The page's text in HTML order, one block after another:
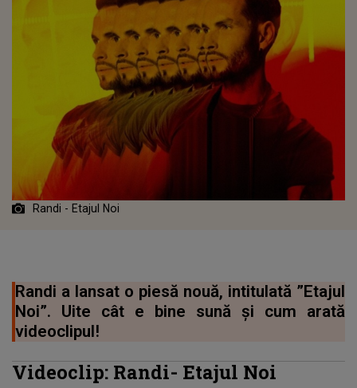
Randi - Etajul Noi
Randi a lansat o piesă nouă, intitulată ”Etajul
Noi”. Uite cât e bine sună și cum arată
videoclipul!
Videoclip: Randi- Etajul Noi